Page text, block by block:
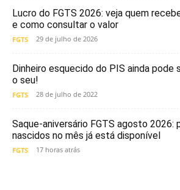
Lucro do FGTS 2026: veja quem
e como consultar o valor
FGTS 29 de julho de 2026
Dinheiro esquecido do PIS ainda pode
o seu!
FGTS 28 de julho de 2022
Saque-aniversário FGTS agosto 2026:
nascidos no mês já está disponível
FGTS 17 horas atrás